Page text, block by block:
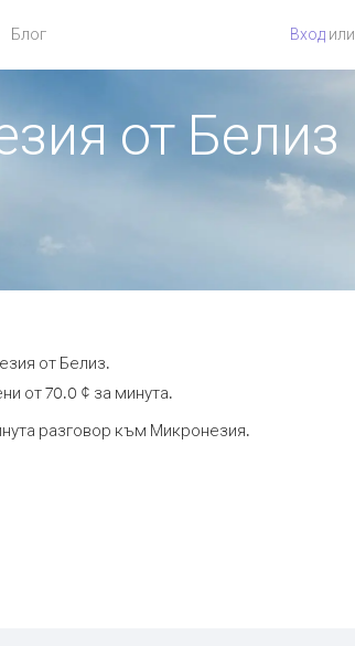
Блог Вход или
от Белиз
от Белиз.
от 70.0 ¢ за минута.
разговор към Микронезия.